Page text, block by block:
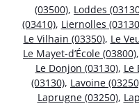
(03500), Loddes
(03410), Liernolles
Le Vilhain (03350), Le
Le Mayet-d’École (03800),
Le Donjon (03130), Le
(03130), Lavoine
Laprugne (03250),